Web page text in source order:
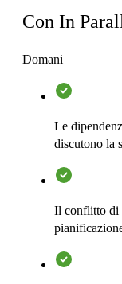
Con In
Domani
Le
discutono la
Il conflitto di